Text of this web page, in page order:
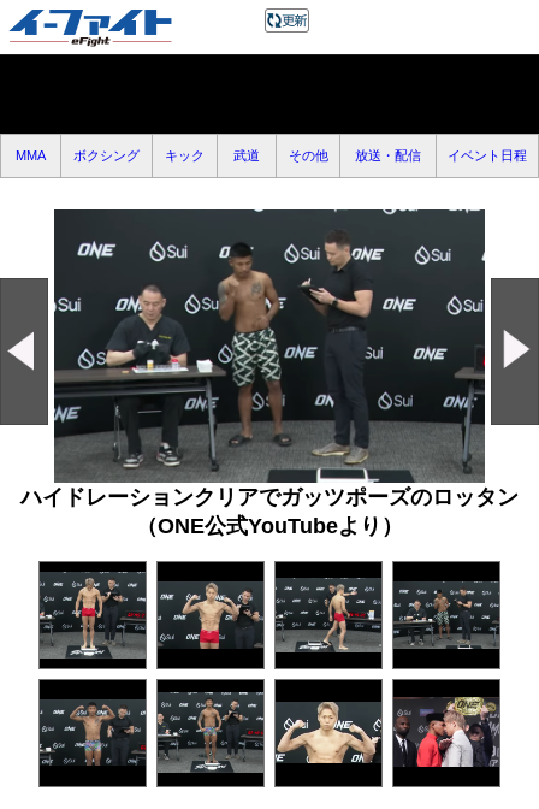
MMA ボクシング キック 武道 その他 放送・配信 イベント日程
ハイドレーションクリアでガッツポーズのロッタン
（ONE公式YouTubeより）